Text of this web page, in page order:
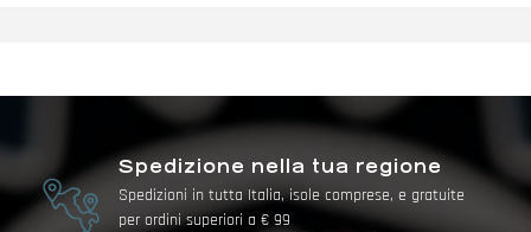
Spedizione nella tua regione
Spedizioni in tutta Italia, isole comprese, e gratuite
per ordini superiori a € 99